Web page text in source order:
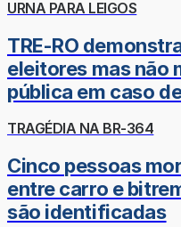
URNA PARA LEIGOS
TRE-RO
eleitores mas não
pública em caso
TRAGÉDIA NA BR-364
Cinco pessoas
entre carro e
são identificadas